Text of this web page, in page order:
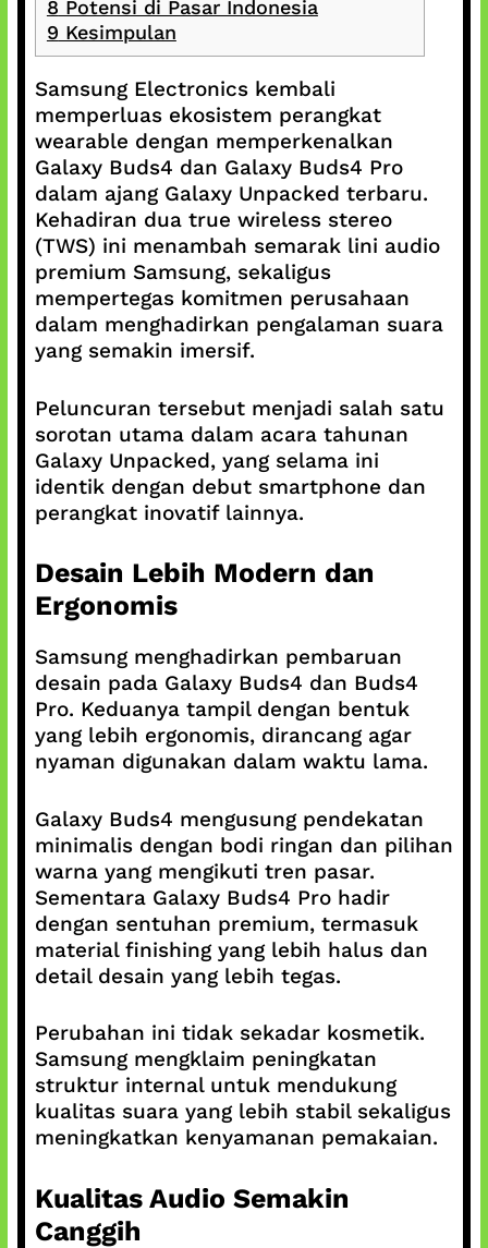
8 Potensi di Pasar Indonesia
9 Kesimpulan
Samsung Electronics kembali
memperluas ekosistem perangkat
wearable dengan memperkenalkan
Galaxy Buds4 dan Galaxy Buds4 Pro
dalam ajang Galaxy Unpacked terbaru.
Kehadiran dua true wireless stereo
(TWS) ini menambah semarak lini audio
premium Samsung, sekaligus
mempertegas komitmen perusahaan
dalam menghadirkan pengalaman suara
yang semakin imersif.
Peluncuran tersebut menjadi salah satu
sorotan utama dalam acara tahunan
Galaxy Unpacked, yang selama ini
identik dengan debut smartphone dan
perangkat inovatif lainnya.
Desain Lebih Modern dan
Ergonomis
Samsung menghadirkan pembaruan
desain pada Galaxy Buds4 dan Buds4
Pro. Keduanya tampil dengan bentuk
yang lebih ergonomis, dirancang agar
nyaman digunakan dalam waktu lama.
Galaxy Buds4 mengusung pendekatan
minimalis dengan bodi ringan dan pilihan
warna yang mengikuti tren pasar.
Sementara Galaxy Buds4 Pro hadir
dengan sentuhan premium, termasuk
material finishing yang lebih halus dan
detail desain yang lebih tegas.
Perubahan ini tidak sekadar kosmetik.
Samsung mengklaim peningkatan
struktur internal untuk mendukung
kualitas suara yang lebih stabil sekaligus
meningkatkan kenyamanan pemakaian.
Kualitas Audio Semakin
Canggih